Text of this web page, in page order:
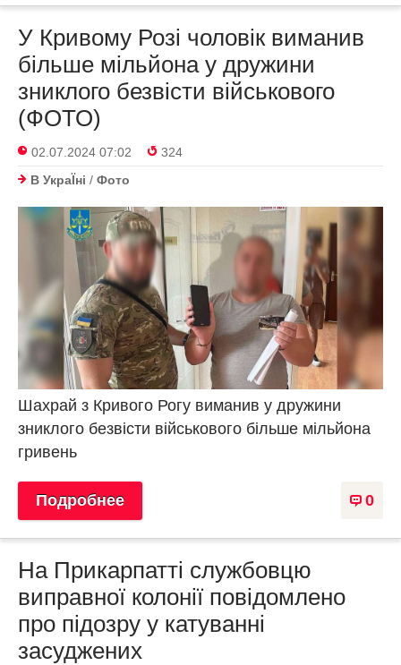
У Кривому Розі чоловік виманив
більше мільйона у дружини
зниклого безвісти військового
(ФОТО)
02.07.2024 07:02
324
В УкраЇнi / Фото
Шахрай з Кривого Рогу виманив у дружини
зниклого безвісти військового більше мільйона
гривень
0
Подробнее
На Прикарпатті службовцю
виправної колонії повідомлено
про підозру у катуванні
засуджених